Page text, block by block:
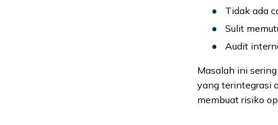
Tidak ada
Sulit
Audit
Masalah ini
yang terintegrasi
membuat risiko